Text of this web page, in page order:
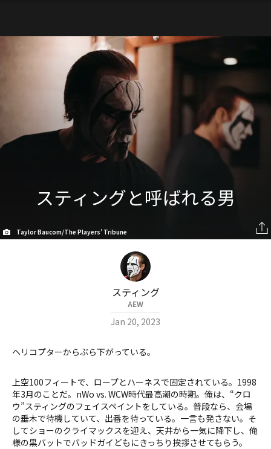
スティングと呼ばれる男
Taylor Baucom/The Players’ Tribune
スティング
AEW
Jan 20, 2023
ヘリコプターからぶら下がっている。
上空100フィートで、ロープとハーネスで固定されている。1998
年3月のことだ。nWo vs. WCW時代最高潮の時期。俺は、“クロ
ウ”スティングのフェイスペイントをしている。普段なら、会場
の垂木で待機していて、出番を待っている。一言も発さない。そ
してショーのクライマックスを迎え、天井から一気に降下し、俺
様の黒バットでバッドガイどもにきっちり挨拶させてもらう。